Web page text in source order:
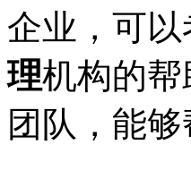
企业，可
理机构的
团队，能